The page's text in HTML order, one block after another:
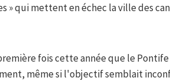
» qui mettent en échec la ville des
fois cette année que le
même si l'objectif semblait